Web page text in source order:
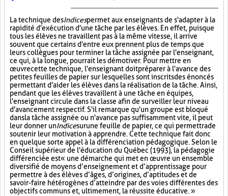
La technique desIndicespermet aux enseignants de s'adapter à la
rapidité d'exécution d'une tâche par les élèves. En effet, puisque
tous les élèves ne travaillent pas à la même vitesse, il arrive
souvent que certains d'entre eux prennent plus de temps que
leurs collègues pour terminer la tâche assignée par l'enseignant,
ce qui, à la longue, pourrait les démotiver. Pour mettre en
œuvre cette technique, l'enseignant doit préparer à l'avance des
petites feuilles de papier sur lesquelles sont inscrits des énoncés
permettant d'aider les élèves dans la réalisation de la tâche. Ainsi,
pendant que les élèves travaillent à une tâche en équipes,
l'enseignant circule dans la classe afin de surveiller leur niveau
d'avancement respectif. S'il remarque qu'un groupe est bloqué
dans la tâche assignée ou n'avance pas suffisamment vite, il peut
leur donner unIndicesurune feuille de papier, ce qui permettra de
soutenir leur motivation à apprendre. Cette technique fait donc
en quelque sorte appel à la différenciation pédagogique. Selon le
Conseil supérieur de l'éducation du Québec (1993), la pédagogie
différenciée est « une démarche qui met en œuvre un ensemble
diversifié de moyens d’enseignement et d’apprentissage pour
permettre à des élèves d’âges, d’origines, d’aptitudes et de
savoir-faire hétérogènes d’atteindre par des voies différentes des
objectifs communs et, ultimement, la réussite éducative. »